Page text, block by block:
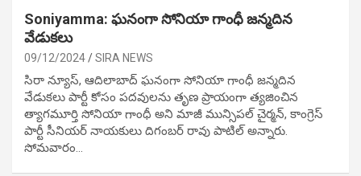
Soniyamma: ఘ‌నంగా సోనియా గాంధీ జ‌న్మ‌దిన
వేడుక‌లు
09/12/2024 SIRA NEWS
సిరా న్యూస్, ఆదిలాబాద్ ఘ‌నంగా సోనియా గాంధీ జ‌న్మ‌దిన
వేడుక‌లు పార్టీ కోసం ప‌ద‌వుల‌ను తృణ ప్రాయంగా త్య‌జించిన
త్యాగమూర్తి సోనియా గాంధీ అని మాజీ మున్సిప‌ల్ చైర్మ‌న్, కాంగ్రెస్
పార్టీ సీనియ‌ర్ నాయ‌కులు దిగంబ‌ర్ రావు పాటిల్ అన్నారు.
సోమవారం…